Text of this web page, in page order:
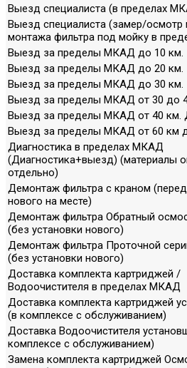
Выезд специалиста (в пределах
Выезд специалиста (замер/осмотр
монтажа фильтра под мойку в
Выезд за пределы МКАД до 10 км.
Выезд за пределы МКАД до 20 км.
Выезд за пределы МКАД до 30 км.
Выезд за пределы МКАД от 30 до
Выезд за пределы МКАД от 40 км.
Выезд за пределы МКАД от 60 км
Диагностика в пределах МКАД
(Диагностика+выезд) (материалы
отдельно)
Демонтаж фильтра с краном
нового на месте)
Демонтаж фильтра Обратный
(без установки нового)
Демонтаж фильтра Проточной
(без установки нового)
Доставка комплекта картриджей /
Водоочистителя в пределах МКАД
Доставка комплекта картриджей
(в комплексе с обслуживанием)
Доставка Водоочистителя
комплексе с обслуживанием)
Замена комплекта картриджей